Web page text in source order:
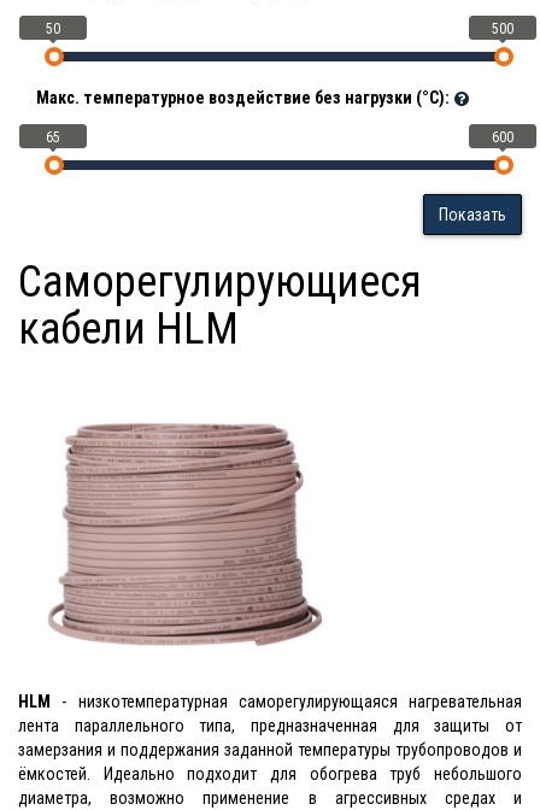
50 500
Макс. температурное воздействие без нагрузки (°С):
65 600
Показать
Саморегулирующиеся
кабели HLM
HLM
- низкотемпературная саморегулирующаяся нагревательная
лента параллельного типа, предназначенная для защиты от
замерзания и поддержания заданной температуры трубопроводов и
ёмкостей. Идеально подходит для обогрева труб небольшого
диаметра, возможно применение в агрессивных средах и